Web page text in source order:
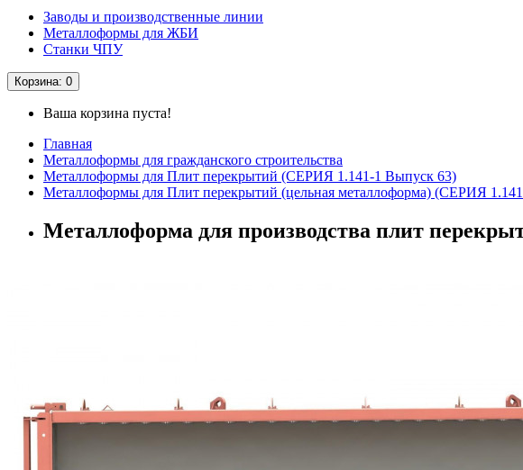
Заводы и производственные линии
Металлоформы для ЖБИ
Станки ЧПУ
Корзина: 0
Ваша корзина пуста!
Главная
Металлоформы для гражданского строительства
Металлоформы для Плит перекрытий (СЕРИЯ 1.141-1 Выпуск 63)
Металлоформы для Плит перекрытий (цельная металлоформа) (СЕРИЯ
Металлоформа для производства плит